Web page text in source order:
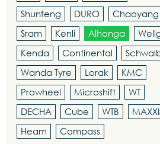
Shunfeng
DURO
Chaoyang
Sram
Kenli Alhonga
Kenda
Continental
Wanda Tyre
Lorak
KMC
Prowheel
Microshift
WT
DECHA
Cube WTB
Heam
Compass